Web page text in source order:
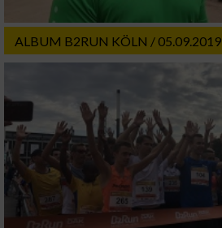
ALBUM B2RUN KÖLN / 05.09.2019